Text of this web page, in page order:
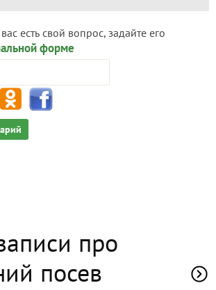
есть свой вопрос, задайте его
форме
про
посев